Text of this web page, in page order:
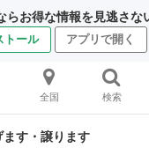
らお得な情報を見逃さな
トール アプリで開く
全国 検索
ます・譲ります